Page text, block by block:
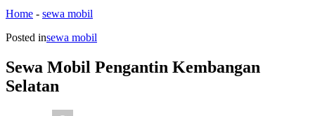
Home - sewa mobil
Posted insewa mobil
Sewa Mobil Pengantin Kembangan
Selatan